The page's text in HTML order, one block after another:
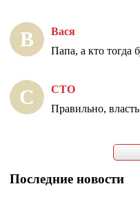
В Вася
Папа, а кто тогда
С СТО
Правильно,
Последние новости